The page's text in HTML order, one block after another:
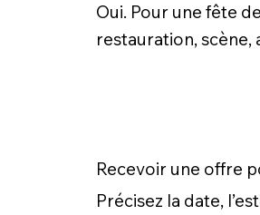
Oui. Pour une fête
restauration, scène,
Recevoir une offre
Précisez la date,